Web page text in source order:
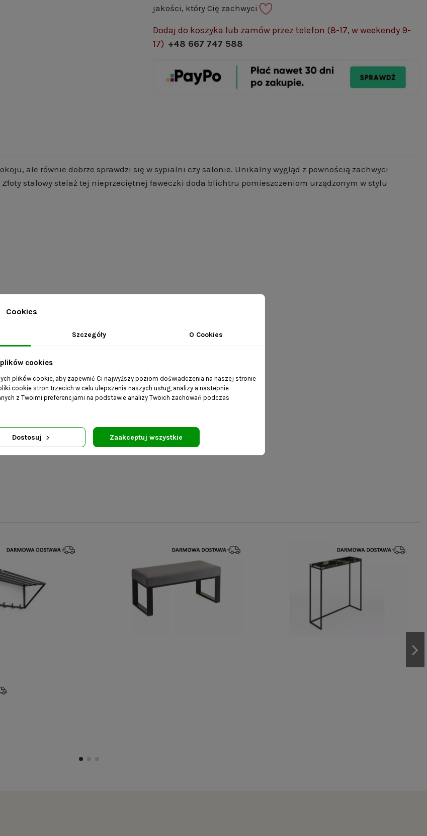
jakości, który Cię zachwyci
Dodaj do koszyka lub zamów przez telefon (8-17, w weekendy 9-
17) +48 667 747 588
ale równie dobrze sprawdzi się w sypialni czy salonie. Unikalny wygląd z pewnością zachwyci
stalowy stelaż tej nieprzeciętnej ławeczki doda blichtru pomieszczeniom urządzonym w stylu
dowolne wymiary.
Cookies
Szczegóły O Cookies
cookies
plików cookie, aby zapewnić Ci najwyższy poziom doświadczenia na naszej stronie
cookie stron trzecich w celu ulepszenia naszych usług, analizy a nastepnie
z Twoimi preferencjami na podstawie analizy Twoich zachowań podczas
Dostosuj Zaakceptuj wszystkie